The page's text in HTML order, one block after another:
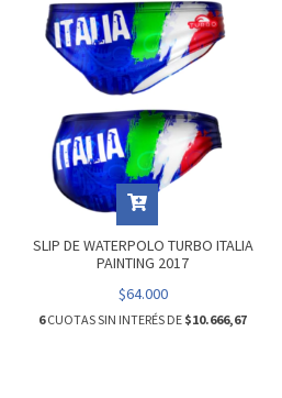
SLIP DE WATERPOLO TURBO ITALIA
PAINTING 2017
$64.000
6CUOTAS SIN INTERÉS DE $10.666,67